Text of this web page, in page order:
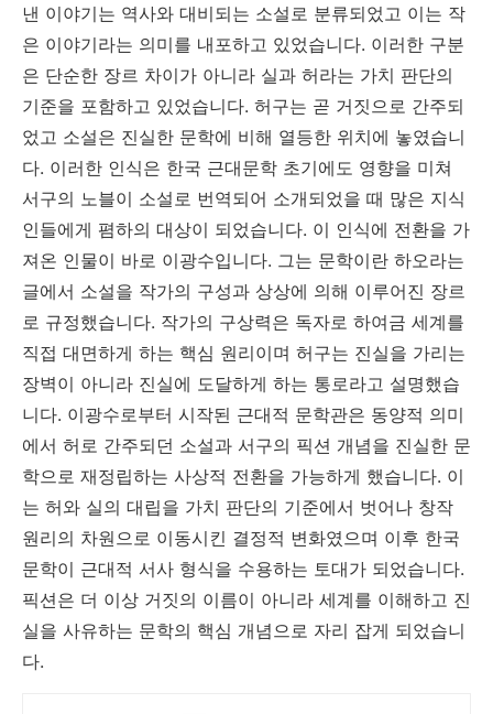
낸 이야기는 역사와 대비되는 소설로 분류되었고 이는 작
은 이야기라는 의미를 내포하고 있었습니다. 이러한 구분
은 단순한 장르 차이가 아니라 실과 허라는 가치 판단의
기준을 포함하고 있었습니다. 허구는 곧 거짓으로 간주되
었고 소설은 진실한 문학에 비해 열등한 위치에 놓였습니
다. 이러한 인식은 한국 근대문학 초기에도 영향을 미쳐
서구의 노블이 소설로 번역되어 소개되었을 때 많은 지식
인들에게 폄하의 대상이 되었습니다. 이 인식에 전환을 가
져온 인물이 바로 이광수입니다. 그는 문학이란 하오라는
글에서 소설을 작가의 구성과 상상에 의해 이루어진 장르
로 규정했습니다. 작가의 구상력은 독자로 하여금 세계를
직접 대면하게 하는 핵심 원리이며 허구는 진실을 가리는
장벽이 아니라 진실에 도달하게 하는 통로라고 설명했습
니다. 이광수로부터 시작된 근대적 문학관은 동양적 의미
에서 허로 간주되던 소설과 서구의 픽션 개념을 진실한 문
학으로 재정립하는 사상적 전환을 가능하게 했습니다. 이
는 허와 실의 대립을 가치 판단의 기준에서 벗어나 창작
원리의 차원으로 이동시킨 결정적 변화였으며 이후 한국
문학이 근대적 서사 형식을 수용하는 토대가 되었습니다.
픽션은 더 이상 거짓의 이름이 아니라 세계를 이해하고 진
실을 사유하는 문학의 핵심 개념으로 자리 잡게 되었습니
다.